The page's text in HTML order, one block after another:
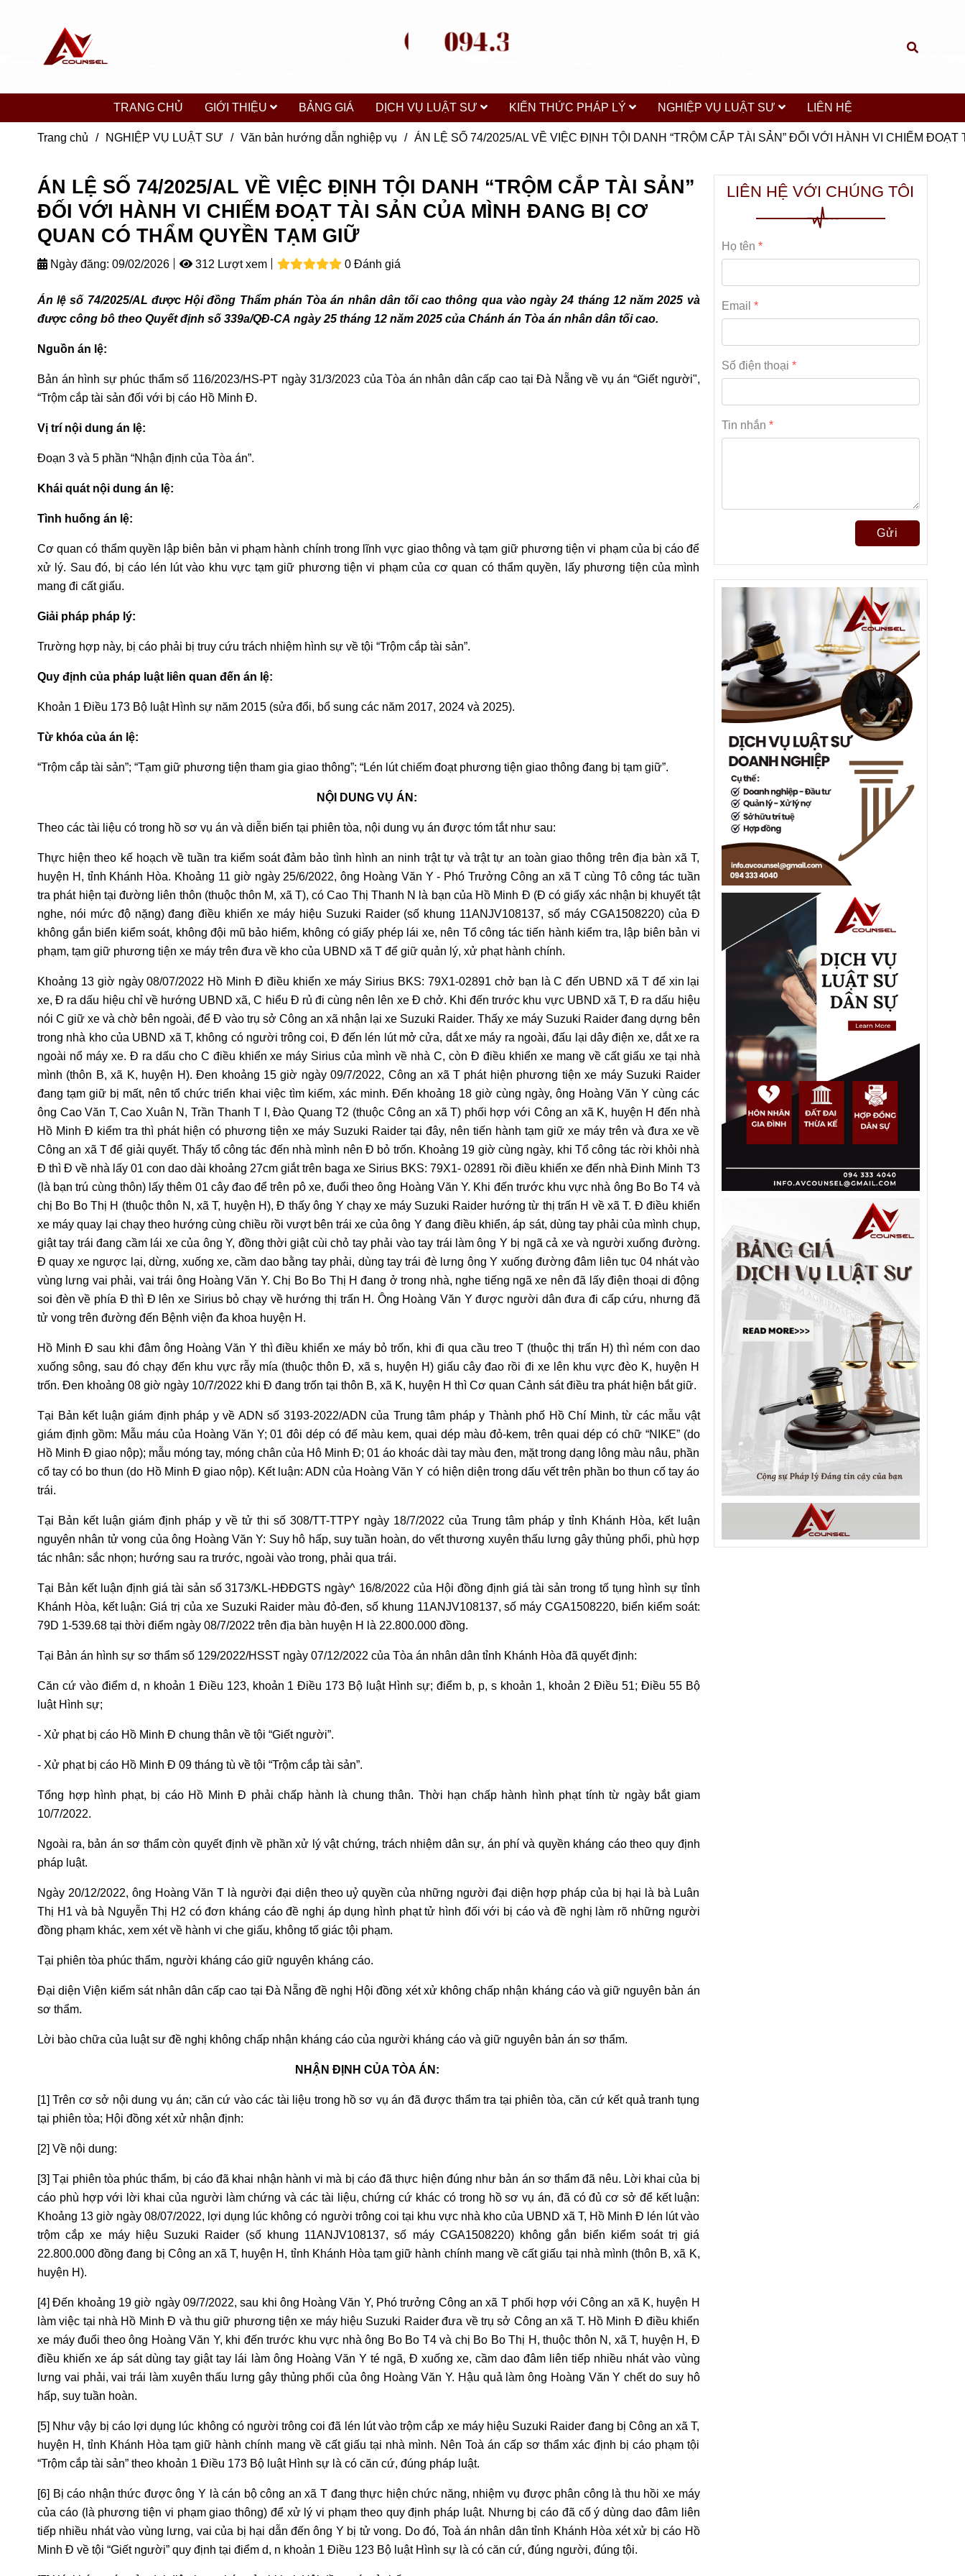
TRANG CHỦ GIỚI THIỆU BẢNG GIÁ DỊCH VỤ LUẬT SƯ KIẾN THỨC PHÁP LÝ NGHIỆP VỤ LUẬT SƯ LIÊN HỆ
Trang chủ / NGHIỆP VỤ LUẬT SƯ / Văn bản hướng dẫn nghiệp vụ / ÁN LỆ SỐ 74/2025/AL VỀ VIỆC ĐỊNH TỘI DANH “TRỘM CẮP TÀI SẢN” ĐỐI VỚI HÀNH VI CHIẾM
ÁN LỆ SỐ 74/2025/AL VỀ VIỆC ĐỊNH TỘI DANH “TRỘM CẮP TÀI SẢN”
ĐỐI VỚI HÀNH VI CHIẾM ĐOẠT TÀI SẢN CỦA MÌNH ĐANG BỊ CƠ
QUAN CÓ THẨM QUYỀN TẠM GIỮ
Ngày đăng: 09/02/2026 312 Lượt xem 0 Đánh giá
Án lệ số 74/2025/AL được Hội đồng Thẩm phán Tòa án nhân dân tối cao thông qua vào ngày 24 tháng 12 năm 2025 và
được công bô theo Quyết định số 339a/QĐ-CA ngày 25 tháng 12 năm 2025 của Chánh án Tòa án nhân dân tối cao.
Nguồn án lệ:
Bản án hình sự phúc thẩm số 116/2023/HS-PT ngày 31/3/2023 của Tòa án nhân dân cấp cao tại Đà Nẵng về vụ án “Giết người",
“Trộm cắp tài sản đối với bị cáo Hồ Minh Đ.
Vị trí nội dung án lệ:
Đoạn 3 và 5 phần “Nhận định của Tòa án”.
Khái quát nội dung án lệ:
Tình huống án lệ:
Cơ quan có thẩm quyền lập biên bản vi phạm hành chính trong lĩnh vực giao thông và tạm giữ phương tiện vi phạm của bị cáo để
xử lý. Sau đó, bị cáo lén lút vào khu vực tạm giữ phương tiện vi phạm của cơ quan có thẩm quyền, lấy phương tiện của mình
mang đi cất giấu.
Giải pháp pháp lý:
Trường hợp này, bị cáo phải bị truy cứu trách nhiệm hình sự về tội “Trộm cắp tài sản”.
Quy định của pháp luật liên quan đến án lệ:
Khoản 1 Điều 173 Bộ luật Hình sự năm 2015 (sửa đổi, bổ sung các năm 2017, 2024 và 2025).
Từ khóa của án lệ:
“Trộm cắp tài sản”; “Tạm giữ phương tiện tham gia giao thông”; “Lén lút chiếm đoạt phương tiện giao thông đang bị tạm giữ”.
NỘI DUNG VỤ ÁN:
Theo các tài liệu có trong hồ sơ vụ án và diễn biến tại phiên tòa, nội dung vụ án được tóm tắt như sau:
Thực hiện theo kế hoạch về tuần tra kiểm soát đảm bảo tình hình an ninh trật tự và trật tự an toàn giao thông trên địa bàn xã T,
huyện H, tỉnh Khánh Hòa. Khoảng 11 giờ ngày 25/6/2022, ông Hoàng Văn Y - Phó Trưởng Công an xã T cùng Tô công tác tuần
tra phát hiện tại đường liên thôn (thuộc thôn M, xã T), có Cao Thị Thanh N là bạn của Hồ Minh Đ (Đ có giấy xác nhận bị khuyết tật
nghe, nói mức độ nặng) đang điều khiển xe máy hiệu Suzuki Raider (số khung 11ANJV108137, số máy CGA1508220) của Đ
không gắn biển kiểm soát, không đội mũ bảo hiểm, không có giấy phép lái xe, nên Tổ công tác tiến hành kiểm tra, lập biên bản vi
phạm, tạm giữ phương tiện xe máy trên đưa về kho của UBND xã T để giữ quản lý, xử phạt hành chính.
Khoảng 13 giờ ngày 08/07/2022 Hồ Minh Đ điều khiển xe máy Sirius BKS: 79X1-02891 chở bạn là C đến UBND xã T để xin lại
xe, Đ ra dấu hiệu chỉ về hướng UBND xã, C hiểu Đ rủ đi cùng nên lên xe Đ chở. Khi đến trước khu vực UBND xã T, Đ ra dấu hiệu
nói C giữ xe và chờ bên ngoài, để Đ vào trụ sở Công an xã nhận lại xe Suzuki Raider. Thấy xe máy Suzuki Raider đang dựng bên
trong nhà kho của UBND xã T, không có người trông coi, Đ đến lén lút mở cửa, dắt xe máy ra ngoài, đấu lại dây điện xe, dắt xe ra
ngoài nổ máy xe. Đ ra dấu cho C điều khiển xe máy Sirius của mình về nhà C, còn Đ điều khiển xe mang về cất giấu xe tại nhà
mình (thôn B, xã K, huyện H). Đen khoảng 15 giờ ngày 09/7/2022, Công an xã T phát hiện phương tiện xe máy Suzuki Raider
đang tạm giữ bị mất, nên tổ chức triển khai việc tìm kiếm, xác minh. Đến khoảng 18 giờ cùng ngày, ông Hoàng Văn Y cùng các
ông Cao Văn T, Cao Xuân N, Trần Thanh T l, Đào Quang T2 (thuộc Công an xã T) phối hợp với Công an xã K, huyện H đến nhà
Hồ Minh Đ kiểm tra thì phát hiện có phương tiện xe máy Suzuki Raider tại đây, nên tiến hành tạm giữ xe máy trên và đưa xe về
Công an xã T để giải quyết. Thấy tổ công tác đến nhà mình nên Đ bỏ trốn. Khoảng 19 giờ cùng ngày, khi Tổ công tác rời khỏi nhà
Đ thì Đ về nhà lấy 01 con dao dài khoảng 27cm giắt trên baga xe Sirius BKS: 79X1- 02891 rồi điều khiển xe đến nhà Đinh Minh T3
(là bạn trú cùng thôn) lấy thêm 01 cây đao để trên pô xe, đuổi theo ông Hoàng Văn Y. Khi đến trước khu vực nhà ông Bo Bo T4 và
chị Bo Bo Thị H (thuộc thôn N, xã T, huyện H), Đ thấy ông Y chạy xe máy Suzuki Raider hướng từ thị trấn H về xã T. Đ điều khiển
xe máy quay lại chạy theo hướng cùng chiều rồi vượt bên trái xe của ông Y đang điều khiển, áp sát, dùng tay phải của mình chụp,
giật tay trái đang cầm lái xe của ông Y, đồng thời giật cùi chỏ tay phải vào tay trái làm ông Y bị ngã cả xe và người xuống đường.
Đ quay xe ngược lại, dừng, xuống xe, cầm dao bằng tay phải, dùng tay trái đè lưng ông Y xuống đường đâm liên tục 04 nhát vào
vùng lưng vai phải, vai trái ông Hoàng Văn Y. Chị Bo Bo Thị H đang ở trong nhà, nghe tiếng ngã xe nên đã lấy điện thoại di động
soi đèn về phía Đ thì Đ lên xe Sirius bỏ chạy về hướng thị trấn H. Ông Hoàng Văn Y được người dân đưa đi cấp cứu, nhưng đã
tử vong trên đường đến Bệnh viện đa khoa huyện H.
Hồ Minh Đ sau khi đâm ông Hoàng Văn Y thì điều khiển xe máy bỏ trốn, khi đi qua cầu treo T (thuộc thị trấn H) thì ném con dao
xuống sông, sau đó chạy đến khu vực rẫy mía (thuộc thôn Đ, xã s, huyện H) giấu cây đao rồi đi xe lên khu vực đèo K, huyện H
trốn. Đen khoảng 08 giờ ngày 10/7/2022 khi Đ đang trốn tại thôn B, xã K, huyện H thì Cơ quan Cảnh sát điều tra phát hiện bắt giữ.
Tại Bản kết luận giám định pháp y về ADN số 3193-2022/ADN của Trung tâm pháp y Thành phố Hồ Chí Minh, từ các mẫu vật
giám định gồm: Mẫu máu của Hoàng Văn Y; 01 đôi dép có đế màu kem, quai dép màu đỏ-kem, trên quai dép có chữ “NIKE” (do
Hồ Minh Đ giao nộp); mẫu móng tay, móng chân của Hô Minh Đ; 01 áo khoác dài tay màu đen, mặt trong dạng lông màu nâu, phần
cổ tay có bo thun (do Hồ Minh Đ giao nộp). Kết luận: ADN của Hoàng Văn Y có hiện diện trong dấu vết trên phần bo thun cố tay áo
trái.
Tại Bản kết luận giám định pháp y về tử thi số 308/TT-TTPY ngày 18/7/2022 của Trung tâm pháp y tỉnh Khánh Hòa, kết luận
nguyên nhân tử vong của ông Hoàng Văn Y: Suy hô hấp, suy tuần hoàn, do vết thương xuyên thấu lưng gây thủng phổi, phù hợp
tác nhân: sắc nhọn; hướng sau ra trước, ngoài vào trong, phải qua trái.
Tại Bản kết luận định giá tài sản số 3173/KL-HĐĐGTS ngày^ 16/8/2022 của Hội đồng định giá tài sản trong tố tụng hình sự tỉnh
Khánh Hòa, kết luận: Giá trị của xe Suzuki Raider màu đỏ-đen, số khung 11ANJV108137, số máy CGA1508220, biển kiểm soát:
79D 1-539.68 tại thời điểm ngày 08/7/2022 trên địa bàn huyện H là 22.800.000 đồng.
Tại Bản án hình sự sơ thẩm số 129/2022/HSST ngày 07/12/2022 của Tòa án nhân dân tỉnh Khánh Hòa đã quyết định:
Căn cứ vào điểm d, n khoản 1 Điều 123, khoản 1 Điều 173 Bộ luật Hình sự; điểm b, p, s khoản 1, khoản 2 Điều 51; Điều 55 Bộ
luật Hình sự;
- Xử phạt bị cáo Hồ Minh Đ chung thân về tội “Giết người”.
- Xử phạt bị cáo Hồ Minh Đ 09 tháng tù về tội “Trộm cắp tài sản”.
Tổng hợp hình phạt, bị cáo Hồ Minh Đ phải chấp hành là chung thân. Thời hạn chấp hành hình phạt tính từ ngày bắt giam
10/7/2022.
Ngoài ra, bản án sơ thẩm còn quyết định về phần xử lý vật chứng, trách nhiệm dân sự, án phí và quyền kháng cáo theo quy định
pháp luật.
Ngày 20/12/2022, ông Hoàng Văn T là người đại diện theo uỷ quyền của những người đại diện hợp pháp của bị hại là bà Luân
Thị H1 và bà Nguyễn Thị H2 có đơn kháng cáo đề nghị áp dụng hình phạt tử hình đối với bị cáo và đề nghị làm rõ những người
đồng phạm khác, xem xét về hành vi che giấu, không tố giác tội phạm.
Tại phiên tòa phúc thẩm, người kháng cáo giữ nguyên kháng cáo.
Đại diện Viện kiểm sát nhân dân cấp cao tại Đà Nẵng đề nghị Hội đồng xét xử không chấp nhận kháng cáo và giữ nguyên bản án
sơ thẩm.
Lời bào chữa của luật sư đề nghị không chấp nhận kháng cáo của người kháng cáo và giữ nguyên bản án sơ thẩm.
NHẬN ĐỊNH CỦA TÒA ÁN:
[1] Trên cơ sở nội dung vụ án; căn cứ vào các tài liệu trong hồ sơ vụ án đã được thẩm tra tại phiên tòa, căn cứ kết quả tranh tụng
tại phiên tòa; Hội đồng xét xử nhận định:
[2] Về nội dung:
[3] Tại phiên tòa phúc thẩm, bị cáo đã khai nhận hành vi mà bị cáo đã thực hiện đúng như bản án sơ thẩm đã nêu. Lời khai của bị
cáo phù hợp với lời khai của người làm chứng và các tài liệu, chứng cứ khác có trong hồ sơ vụ án, đã có đủ cơ sở để kết luận:
Khoảng 13 giờ ngày 08/07/2022, lợi dụng lúc không có người trông coi tại khu vực nhà kho của UBND xã T, Hồ Minh Đ lén lút vào
trộm cắp xe máy hiệu Suzuki Raider (số khung 11ANJV108137, số máy CGA1508220) không gắn biển kiểm soát trị giá
22.800.000 đồng đang bị Công an xã T, huyện H, tỉnh Khánh Hòa tạm giữ hành chính mang về cất giấu tại nhà mình (thôn B, xã K,
huyện H).
[4] Đến khoảng 19 giờ ngày 09/7/2022, sau khi ông Hoàng Văn Y, Phó trưởng Công an xã T phối hợp với Công an xã K, huyện H
làm việc tại nhà Hồ Minh Đ và thu giữ phương tiện xe máy hiệu Suzuki Raider đưa về trụ sở Công an xã T. Hồ Minh Đ điều khiển
xe máy đuổi theo ông Hoàng Văn Y, khi đến trước khu vực nhà ông Bo Bo T4 và chị Bo Bo Thị H, thuộc thôn N, xã T, huyện H, Đ
điều khiến xe áp sát dùng tay giật tay lái làm ông Hoàng Văn Y té ngã, Đ xuống xe, cầm dao đâm liên tiếp nhiều nhát vào vùng
lưng vai phải, vai trái làm xuyên thấu lưng gây thủng phối của ông Hoàng Văn Y. Hậu quả làm ông Hoàng Văn Y chết do suy hô
hấp, suy tuần hoàn.
[5] Như vậy bị cáo lợi dụng lúc không có người trông coi đã lén lút vào trộm cắp xe máy hiệu Suzuki Raider đang bị Công an xã T,
huyện H, tỉnh Khánh Hòa tạm giữ hành chính mang về cất giấu tại nhà mình. Nên Toà án cấp sơ thẩm xác định bị cáo phạm tội
“Trộm cắp tài sản” theo khoản 1 Điều 173 Bộ luật Hình sự là có căn cứ, đúng pháp luật.
[6] Bị cáo nhận thức được ông Y là cán bộ công an xã T đang thực hiện chức năng, nhiệm vụ được phân công là thu hồi xe máy
của cáo (là phương tiện vi phạm giao thông) để xử lý vi phạm theo quy định pháp luật. Nhưng bị cáo đã cố ý dùng dao đâm liên
tiếp nhiều nhát vào vùng lưng, vai của bị hại dẫn đến ông Y bị tử vong. Do đó, Toà án nhân dân tỉnh Khánh Hòa xét xử bị cáo Hồ
Minh Đ về tội “Giết người” quy định tại điểm d, n khoản 1 Điều 123 Bộ luật Hình sự là có căn cứ, đúng người, đúng tội.
LIÊN HỆ VỚI CHÚNG TÔI
Họ tên
Email
Số điện thoại
Tin nhắn
Gửi